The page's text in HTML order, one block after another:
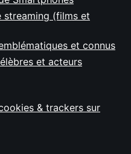
streaming (films et
et connus
et acteurs
& trackers sur